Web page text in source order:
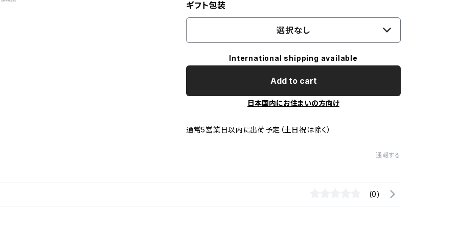
ギフト包装
選択なし
International shipping available
Add to cart
日本国内にお住まいの方向け
通常5営業日以内に出荷予定（土日祝は除く）
通報する
(0)